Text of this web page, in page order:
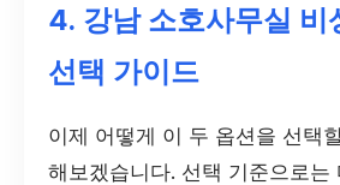
4. 강남 소호사무실 비
선택 가이드
이제 어떻게 이 두 옵션을 선택
해보겠습니다. 선택 기준으로는